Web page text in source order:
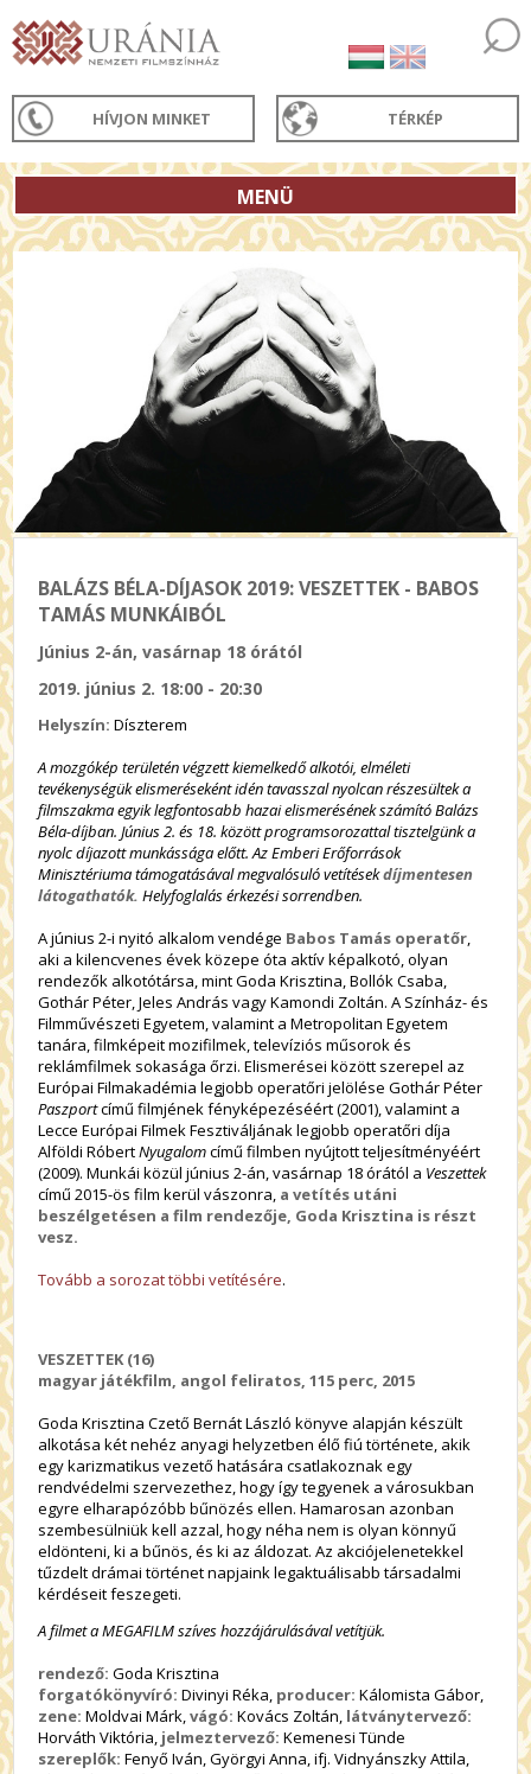
HÍVJON MINKET TÉRKÉP
MENÜ
BALÁZS BÉLA-DÍJASOK 2019: VESZETTEK - BABOS
TAMÁS MUNKÁIBÓL
Június 2-án, vasárnap 18 órától
2019. június 2. 18:00 - 20:30
Helyszín:Díszterem
A mozgókép területén végzett kiemelkedő alkotói, elméleti
tevékenységük elismeréseként idén tavasszal nyolcan részesültek a
filmszakma egyik legfontosabb hazai elismerésének számító Balázs
Béla-díjban. Június 2. és 18. között programsorozattal tisztelgünk a
nyolc díjazott munkássága előtt. Az Emberi Erőforrások
Minisztériuma támogatásával megvalósuló vetítésekdíjmentesen
látogathatók. Helyfoglalás érkezési sorrendben.
A június 2-i nyitó alkalom vendége Babos Tamás operatőr,
aki a kilencvenes évek közepe óta aktív képalkotó, olyan
rendezők alkotótársa, mint Goda Krisztina, Bollók Csaba,
Gothár Péter, Jeles András vagy Kamondi Zoltán. A Színház- és
Filmművészeti Egyetem, valamint a Metropolitan Egyetem
tanára, filmképeit mozifilmek, televíziós műsorok és
reklámfilmek sokasága őrzi. Elismerései között szerepel az
Európai Filmakadémia legjobb operatőri jelölése Gothár Péter
Paszportcímű filmjének fényképezéséért (2001), valamint a
Lecce Európai Filmek Fesztiváljának legjobb operatőri díja
Alföldi RóbertNyugalomcímű filmben nyújtott teljesítményéért
(2009). Munkái közül június 2-án, vasárnap 18 órától a Veszettek
című 2015-ös film kerül vászonra, a vetítés utáni
beszélgetésen a film rendezője, Goda Krisztina is részt
vesz.
Tovább a sorozat többi vetítésére.
VESZETTEK (16)
magyar játékfilm, angol feliratos, 115 perc, 2015
Goda Krisztina Czető Bernát László könyve alapján készült
alkotása két nehéz anyagi helyzetben élő fiú története, akik
egy karizmatikus vezető hatására csatlakoznak egy
rendvédelmi szervezethez, hogy így tegyenek a városukban
egyre elharapózóbb bűnözés ellen. Hamarosan azonban
szembesülniük kell azzal, hogy néha nem is olyan könnyű
eldönteni, ki a bűnös, és ki az áldozat. Az akciójelenetekkel
tűzdelt drámai történet napjaink legaktuálisabb társadalmi
kérdéseit feszegeti.
A filmet a MEGAFILM szíves hozzájárulásával vetítjük.
rendező: Goda Krisztina
forgatókönyvíró: Divinyi Réka, producer: Kálomista Gábor,
zene: Moldvai Márk,vágó: Kovács Zoltán, látványtervező:
Horváth Viktória, jelmeztervező: Kemenesi Tünde
szereplők: Fenyő Iván, Györgyi Anna, ifj. Vidnyánszky Attila,